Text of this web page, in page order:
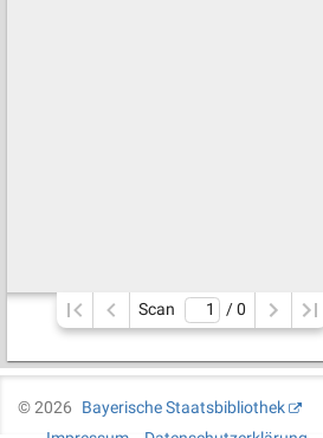
Scan / 0
©2026
Bayerische Staatsbibliothek